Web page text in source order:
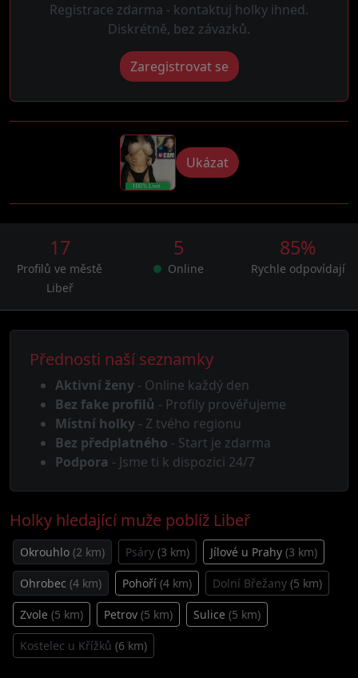
Registrace zdarma - kontaktuj holky ihned.
Diskrétně, bez závazků.
Zaregistrovat se
Ukázat
17
Profilů ve městě
Libeř
5
Online
85%
Rychle odpovídají
Přednosti naší seznamky
Aktivní ženy - Online každý den
Bez fake profilů - Profily prověřujeme
Místní holky - Z tvého regionu
Bez předplatného - Start je zdarma
Podpora - Jsme ti k dispozici 24/7
Holky hledající muže poblíž Libeř
Okrouhlo (2 km) Psáry (3 km) Jílové u Prahy (3 km)
Ohrobec (4 km) Pohoří (4 km) Dolní Břežany (5 km)
Zvole (5 km) Petrov (5 km) Sulice (5 km)
Kostelec u Křížků (6 km)